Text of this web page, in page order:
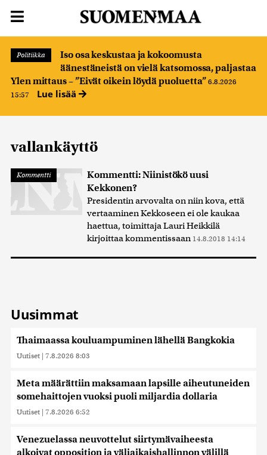
Politiikka
Iso osa keskustaa ja kokoomusta
äänestäneistä on vielä katsomossa, paljastaa
Ylen mittaus – ”Eivät oikein löydä puoluetta” 6.8.2026
15:57
Lue lisää
vallankäyttö
Kommentti
Kommentti: Niinistökö uusi
Kekkonen?
Presidentin arvovalta on niin kova, että
vertaaminen Kekkoseen ei ole kaukaa
haettua, toimittaja Lauri Heikkilä
kirjoittaa kommentissaan 14.8.2018 14:14
Uusimmat
Thaimaassa kouluampuminen lähellä Bangkokia
Uutiset | 7.8.2026 8:03
Meta määrättiin maksamaan lapsille aiheutuneiden
somehaittojen vuoksi puoli miljardia dollaria
Uutiset | 7.8.2026 6:52
Venezuelassa neuvottelut siirtymävaiheesta